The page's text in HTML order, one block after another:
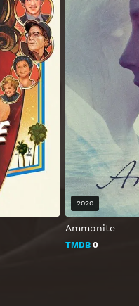
Ammonite
TMDB 0
2020